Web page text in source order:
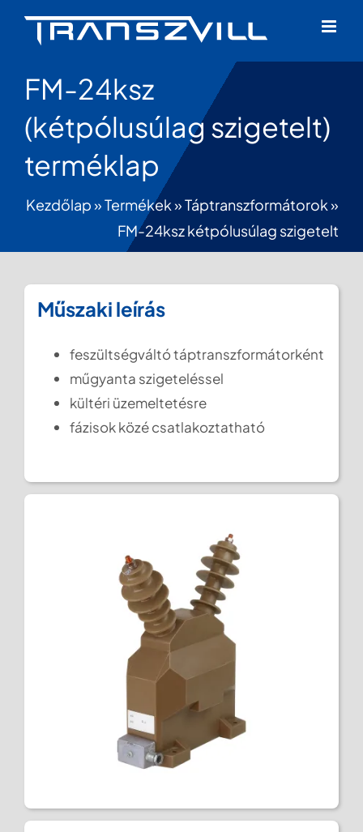
FM-24ksz
(kétpólusúlag szigetelt)
terméklap
Kezdőlap»Termékek»Táptranszformátorok»
FM-24ksz kétpólusúlag szigetelt
Műszaki leírás
feszültségváltó táptranszformátorként
műgyanta szigeteléssel
kültéri üzemeltetésre
fázisok közé csatlakoztatható